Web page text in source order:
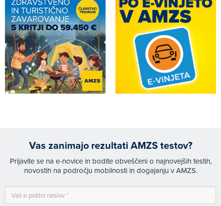
Vas zanimajo rezultati AMZS testov?
Prijavite se na e-novice in bodite obveščeni o najnovejših testih,
novostih na področju mobilnosti in dogajanju v AMZS.